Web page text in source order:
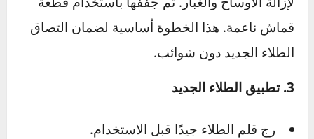
شمع الحماية:لحماية الطبقة الجديدة من
العوامل البيئية.